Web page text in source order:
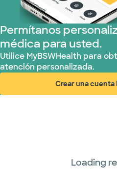
Permítanos
médica para usted.
Utilice MyBSWHealth para
atención personalizada.
Crear una cuenta
Loading